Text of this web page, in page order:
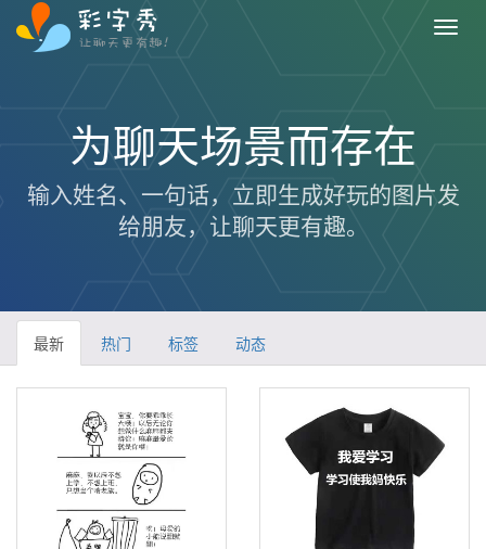
为聊天场景而存在
输入姓名、一句话，立即生成好玩的图片发
给朋友，让聊天更有趣。
最新 热门 标签 动态